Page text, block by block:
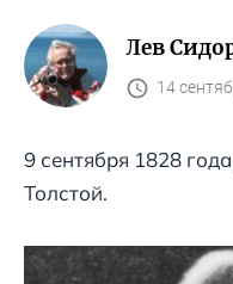
Лев
14
9 сентября 1828
Толстой.